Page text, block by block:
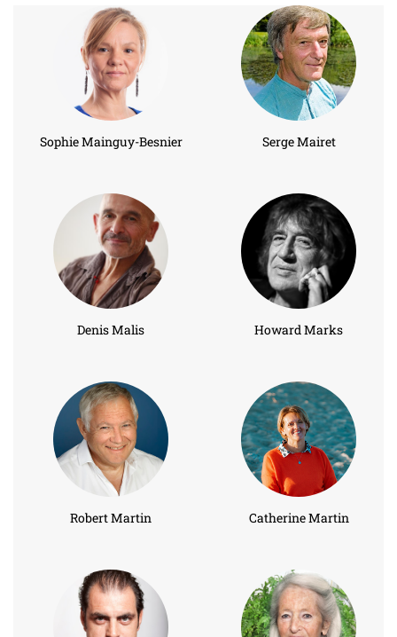
Sophie Mainguy-Besnier Serge Mairet
Denis Malis Howard Marks
Robert Martin Catherine Martin